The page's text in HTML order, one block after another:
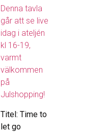
Denna tavla
går att se live
idag i ateljén
kl 16-19,
varmt
välkommen
på
Julshopping!
Titel: Time to
let go